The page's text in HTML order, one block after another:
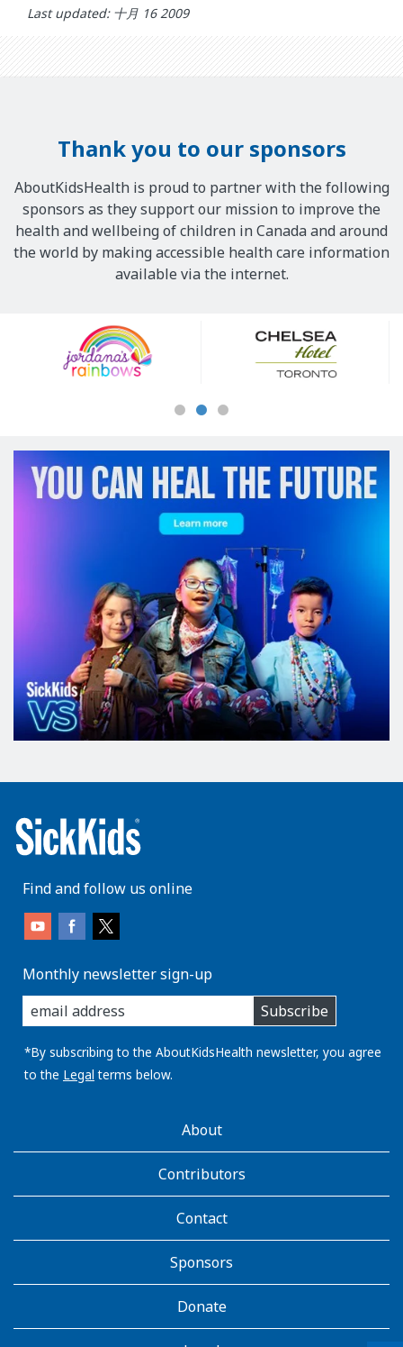
Last updated: 十月 16 2009
Thank you to our sponsors
AboutKidsHealth is proud to partner with the following
sponsors as they support our mission to improve the
health and wellbeing of children in Canada and around
the world by making accessible health care information
available via the internet.
Sponsors
Find and follow us online
Monthly newsletter sign-up
enter
you
email
address:
Subscribe
*By subscribing to the AboutKidsHealth newsletter, you agree
to the Legal terms below.
AboutKidsHealthAbout
Contributors
Contact
Sponsors
Donate